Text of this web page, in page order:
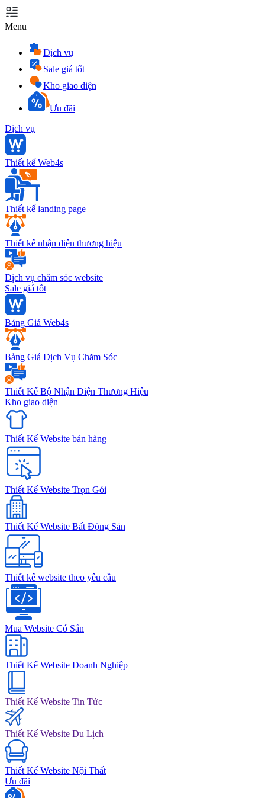
Menu
Dịch vụ
Sale giá tốt
Kho giao diện
Ưu đãi
Dịch vụ
Thiết kế Web4s
Thiết kế landing page
Thiết kế nhận diện thương hiệu
Dịch vụ chăm sóc website
Sale giá tốt
Bảng Giá Web4s
Bảng Giá Dịch Vụ Chăm Sóc
Thiết Kế Bộ Nhận Diện Thương Hiệu
Kho giao diện
Thiết Kế Website bán hàng
Thiết Kế Website Trọn Gói
Thiết Kế Website Bất Động Sản
Thiết kế website theo yêu cầu
Mua Website Có Sẵn
Thiết Kế Website Doanh Nghiệp
Thiết Kế Website Tin Tức
Thiết Kế Website Du Lịch
Thiết Kế Website Nội Thất
Ưu đãi